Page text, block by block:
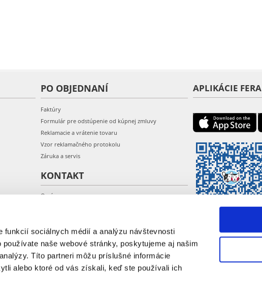
funkcií sociálnych médií a analýzu návštevnosti
naše webové stránky, poskytujeme aj našim
Títo partneri môžu príslušné informácie
alebo ktoré od vás získali, keď ste používali ich
PO OBJEDNANÍ
Faktúry
Formulár pre odstúpenie od kúpnej zmluvy
Reklamacie a vrátenie tovaru
Vzor reklamačného protokolu
Záruka a servis
KONTAKT
O nás
APLIKÁCIE FERA